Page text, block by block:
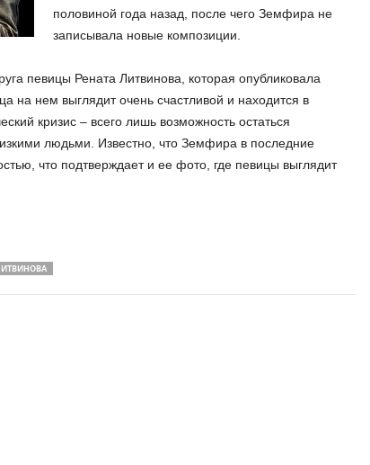
половиной года назад, после чего Земфира не
записывала новые композиции.
певицы Рената Литвинова, которая опубликовала
на нем выглядит очень счастливой и находится в
кризис – всего лишь возможность остаться
людьми. Известно, что Земфира в последние
что подтверждает и ее фото, где певицы выглядит